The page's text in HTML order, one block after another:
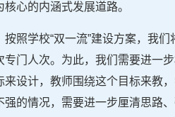
心的内涵式发展道路。
照学校“双一流”建设方案，我们
门人次。为此，我们需要进一
设计，教师围绕这个目标来教
的情况，需要进一步厘清思路